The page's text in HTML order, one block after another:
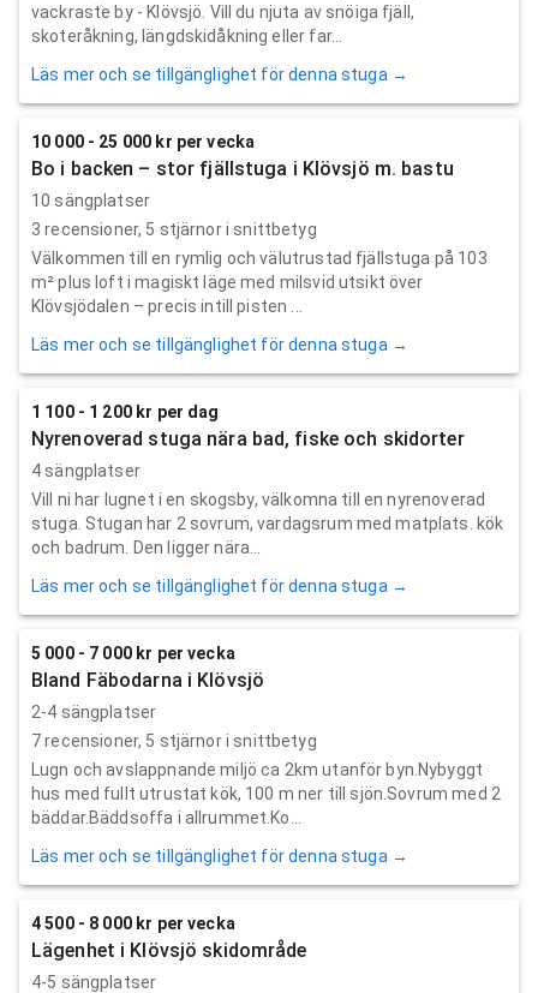
vackraste by - Klövsjö. Vill du njuta av snöiga fjäll,
skoteråkning, längdskidåkning eller far...
Läs mer och se tillgänglighet för denna stuga →
10 000 - 25 000 kr per vecka
Bo i backen – stor fjällstuga i Klövsjö m. bastu
10 sängplatser
3 recensioner, 5 stjärnor i snittbetyg
Välkommen till en rymlig och välutrustad fjällstuga på 103
m² plus loft i magiskt läge med milsvid utsikt över
Klövsjödalen – precis intill pisten ...
Läs mer och se tillgänglighet för denna stuga →
1 100 - 1 200 kr per dag
Nyrenoverad stuga nära bad, fiske och skidorter
4 sängplatser
Vill ni har lugnet i en skogsby, välkomna till en nyrenoverad
stuga. Stugan har 2 sovrum, vardagsrum med matplats. kök
och badrum. Den ligger nära...
Läs mer och se tillgänglighet för denna stuga →
5 000 - 7 000 kr per vecka
Bland Fäbodarna i Klövsjö
2-4 sängplatser
7recensioner, 5 stjärnor i snittbetyg
Lugn och avslappnande miljö ca 2km utanför byn.Nybyggt
hus med fullt utrustat kök, 100 m ner till sjön.Sovrum med 2
bäddar.Bäddsoffa i allrummet.Ko...
Läs mer och se tillgänglighet för denna stuga →
4 500 - 8 000 kr per vecka
Lägenhet i Klövsjö skidområde
4-5 sängplatser